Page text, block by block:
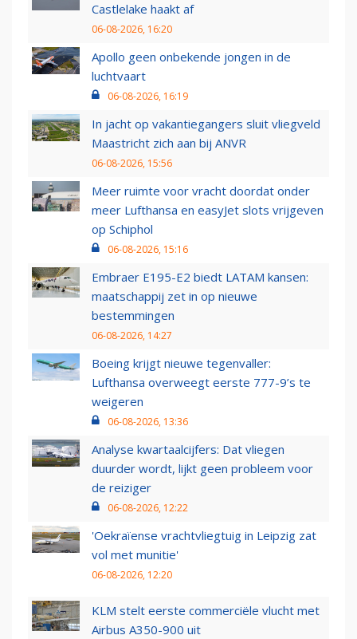
Castlelake haakt af
06-08-2026, 16:20
Apollo geen onbekende jongen in de
luchtvaart
06-08-2026, 16:19
In jacht op vakantiegangers sluit vliegveld
Maastricht zich aan bij ANVR
06-08-2026, 15:56
Meer ruimte voor vracht doordat onder
meer Lufthansa en easyJet slots vrijgeven
op Schiphol
06-08-2026, 15:16
Embraer E195-E2 biedt LATAM kansen:
maatschappij zet in op nieuwe
bestemmingen
06-08-2026, 14:27
Boeing krijgt nieuwe tegenvaller:
Lufthansa overweegt eerste 777-9’s te
weigeren
06-08-2026, 13:36
Analyse kwartaalcijfers: Dat vliegen
duurder wordt, lijkt geen probleem voor
de reiziger
06-08-2026, 12:22
'Oekraïense vrachtvliegtuig in Leipzig zat
vol met munitie'
06-08-2026, 12:20
KLM stelt eerste commerciële vlucht met
Airbus A350-900 uit